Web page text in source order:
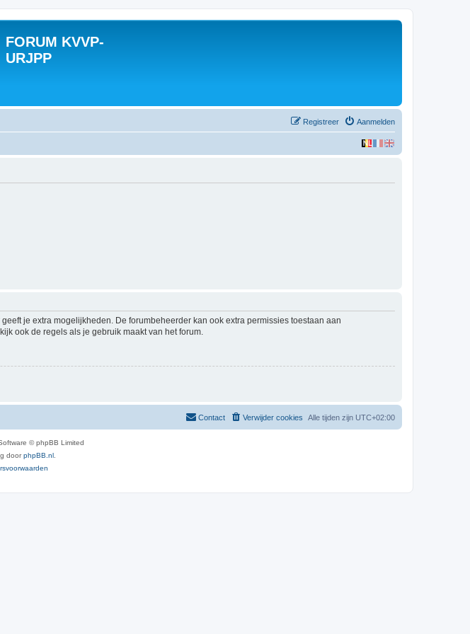
FORUM KVVP-
URJPP
Aanmelden
Registreer
je extra mogelijkheden. De forumbeheerder kan ook extra permissies toestaan aan
ook de regels als je gebruik maakt van het forum.
Alle tijden zijn UTC+02:00
Verwijder cookies
Contact
© phpBB Limited
doorphpBB.nl